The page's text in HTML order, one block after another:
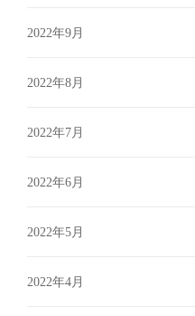
2022年9月
2022年8月
2022年7月
2022年6月
2022年5月
2022年4月